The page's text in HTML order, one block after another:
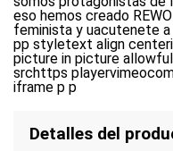
eso hemos creado
feminista y uacutenete
pp styletext align
picture in picture
srchttps
iframe p p
Detalles del